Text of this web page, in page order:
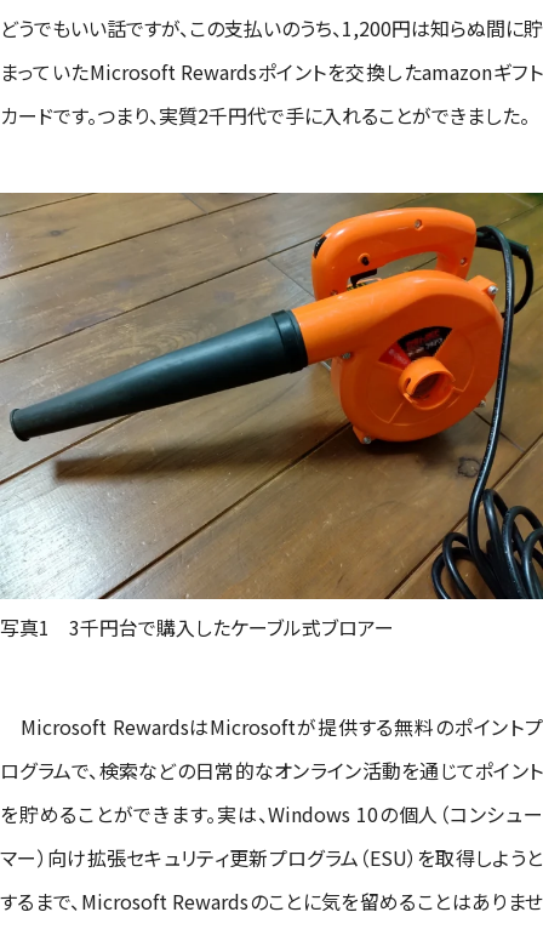
どうでもいい話ですが、この支払いのうち、1,200円は知らぬ間に貯
まっていたMicrosoft Rewardsポイントを交換したamazonギフト
カードです。つまり、実質2千円代で手に入れることができました。
写真1 3千円台で購入したケーブル式ブロアー
Microsoft RewardsはMicrosoftが提供する無料のポイントプ
ログラムで、検索などの日常的なオンライン活動を通じてポイント
を貯めることができます。実は、Windows 10の個人（コンシュー
マー）向け拡張セキュリティ更新プログラム（ESU）を取得しようと
するまで、Microsoft Rewardsのことに気を留めることはありませ